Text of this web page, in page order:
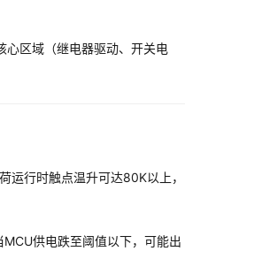
心区域（继电器驱动、开关电
运行时触点温升可达80K以上，
供电跌至阈值以下，可能出